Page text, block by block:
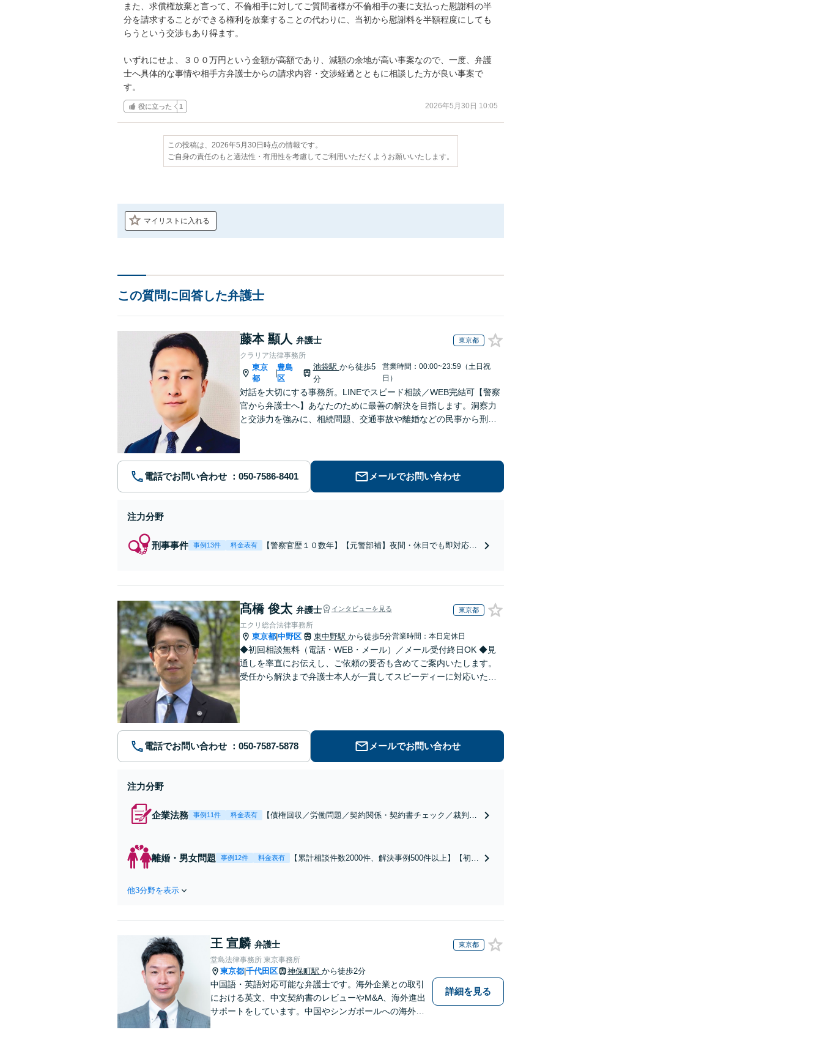
また、求償権放棄と言って、不倫相手に対してご質問者様が不倫相手の妻に支払った慰謝料の半
分を請求することができる権利を放棄することの代わりに、当初から慰謝料を半額程度にしても
らうという交渉もあり得ます。
いずれにせよ、３００万円という金額が高額であり、減額の余地が高い事案なので、一度、弁護
士へ具体的な事情や相手方弁護士からの請求内容・交渉経過とともに相談した方が良い事案で
す。
役に立った 1 2026年5月30日 10:05
この投稿は、2026年5月30日時点の情報です。
ご自身の責任のもと適法性・有用性を考慮してご利用いただくようお願いいたします。
マイリストに入れる
この質問に回答した弁護士
藤本 顯人 弁護士 東京都
クラリア法律事務所
東京
都
|
豊島
区
池袋駅 から徒歩5
分
営業時間：00:00~23:59（土日祝
日）
対話を大切にする事務所。LINEでスピード相談／WEB完結可【警察
官から弁護士へ】あなたのために最善の解決を目指します。洞察力
と交渉力を強みに、相続問題、交通事故や離婚などの民事から刑事
電話でお問い合わせ メールでお問い合わせ
注力分野
刑事事件 事例13件 料金表有
【警察官歴１０数年】【元警部補】夜間・休日でも即対応！
髙橋 俊太 弁護士 インタビューを見る 東京都
エクリ総合法律事務所
東京都 中野区 東中野駅 から徒歩5分営業時間：本日定休日
◆初回相談無料（電話・WEB・メール）／メール受付終日OK ◆見
通しを率直にお伝えし、ご依頼の要否も含めてご案内いたします。
受任から解決まで弁護士本人が一貫してスピーディーに対応いたし
電話でお問い合わせ メールでお問い合わせ
注力分野
企業法務 事例11件 料金表有
【債権回収／労働問題／契約関係・契約書チェック／裁判対
をお探しの方もご相談ください！【顧問経験豊富】【個別案
件も対応OK】
離婚・男女問題 事例12件 料金表有
【累計相談件数2000件、解決事例500件以上】【初回
他3分野を表示
王 宣麟 弁護士 東京都
堂島法律事務所 東京事務所
東京都 千代田区 神保町駅 から徒歩2分
中国語・英語対応可能な弁護士です。海外企業との取引
における英文、中文契約書のレビューやM&A、海外進出
サポートをしています。中国やシンガポールへの海外留
詳細を見る